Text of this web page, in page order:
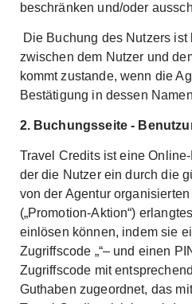
beschränken und/oder
Die Buchung des Nutzers
zwischen dem Nutzer und
kommt zustande, wenn die
Bestätigung in dessen
2. Buchungsseite -
Travel Credits ist eine
der die Nutzer ein durch die
von der Agentur
(„Promotion-Aktion“)
einlösen können, indem sie
Zugriffscode „“– und einen
Zugriffscode mit
Guthaben zugeordnet, das